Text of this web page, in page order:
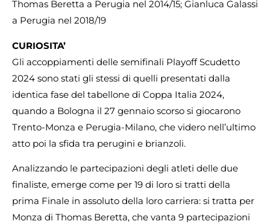
Thomas Beretta a Perugia nel 2014/15; Gianluca Galassi
a Perugia nel 2018/19
CURIOSITA’
Gli accoppiamenti delle semifinali Playoff Scudetto
2024 sono stati gli stessi di quelli presentati dalla
identica fase del tabellone di Coppa Italia 2024,
quando a Bologna il 27 gennaio scorso si giocarono
Trento-Monza e Perugia-Milano, che videro nell’ultimo
atto poi la sfida tra perugini e brianzoli.
Analizzando le partecipazioni degli atleti delle due
finaliste, emerge come per 19 di loro si tratti della
prima Finale in assoluto della loro carriera: si tratta per
Monza di Thomas Beretta, che vanta 9 partecipazioni